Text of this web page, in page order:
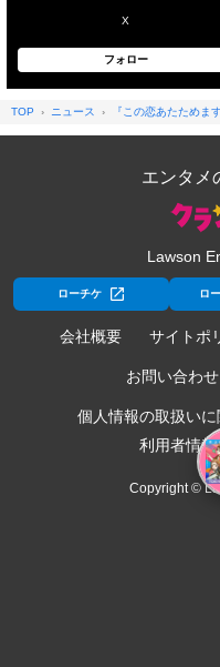
X
フォロー
TOP ニュース 『この恋あたためま
エンタメ
Lawson
ローチケ ロ
会社概要 サイトポ
お問い合わせ
個人情報の取扱い
利用者情報
Copyright ©